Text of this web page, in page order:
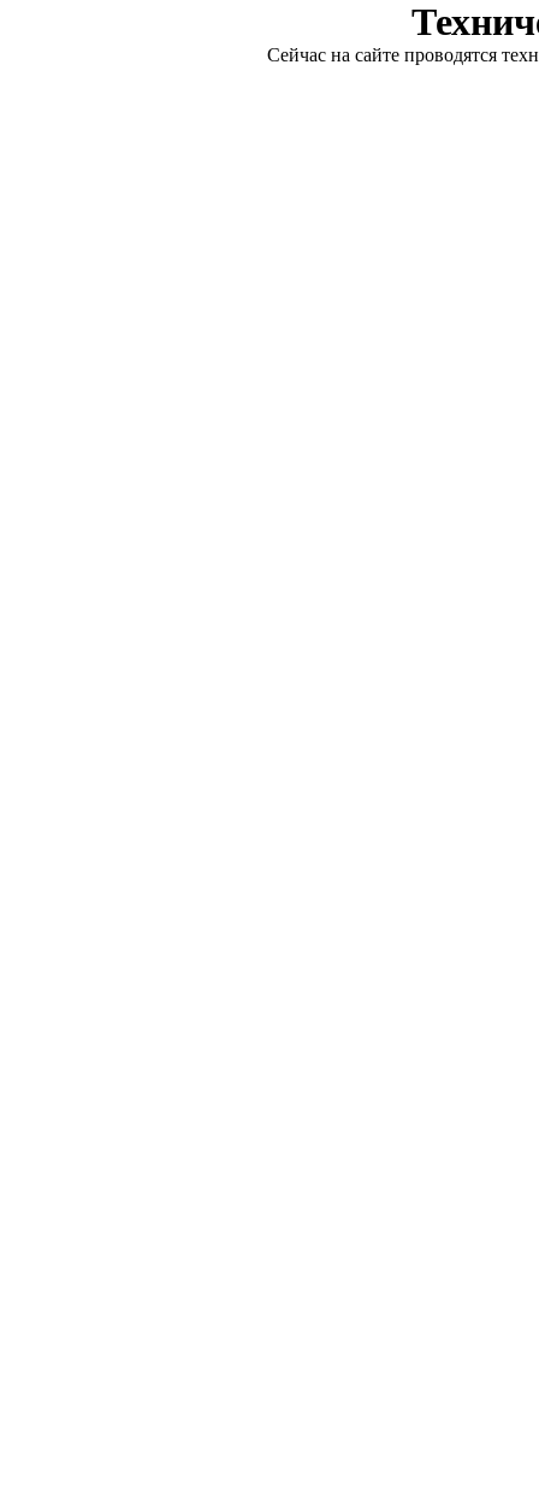
Сейчас на сайте проводятся